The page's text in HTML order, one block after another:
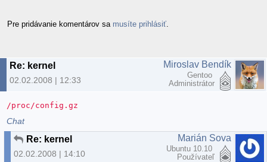
Pre pridávanie komentárov sa musíte prihlásiť
Re: kernel
02.02.2008 | 12:33
Miroslav Bendík
Gentoo
Administrátor
/proc/config.gz
Chat
Re: kernel
02.02.2008 | 14:10
Marián Sova
Ubuntu 10.10
Používateľ